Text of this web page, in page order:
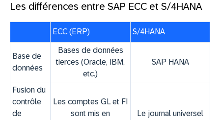
Les différences entre SAP ECC et S/4HANA
ECC (ERP) S/4HANA
Base de
données
Bases de données
tierces (Oracle, IBM,
etc.)
SAP HANA
Fusion du
contrôle
de
Les comptes GL et FI
sont mis en
Le journal universel